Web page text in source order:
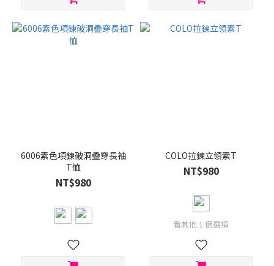
色
6006素色項鍊破洞疊穿長袖
T恤
NT$980
COLO拉鍊立領素T
NT$980
看其他 1 個選項